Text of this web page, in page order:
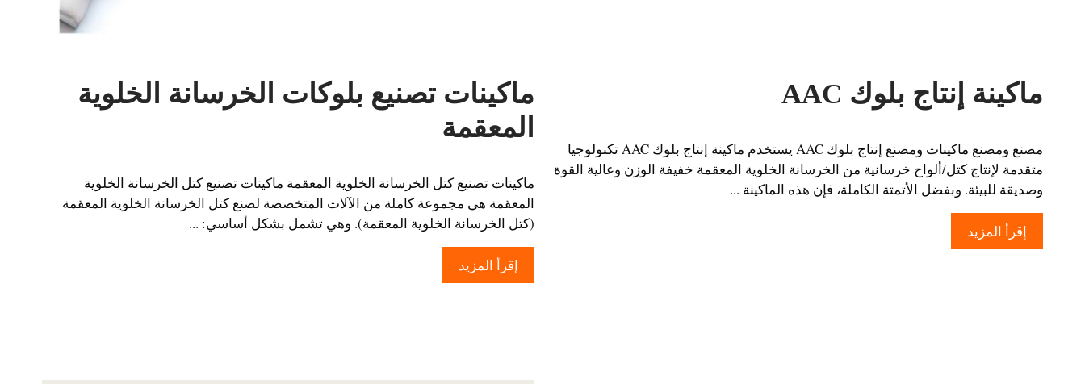
ماكينة إنتاج بلوك AAC
مصنع ومصنع ماكينات ومصنع إنتاج بلوك AAC يستخدم ماكينة إنتاج بلوك AAC تكنولوجيا
متقدمة لإنتاج كتل/ألواح خرسانية من الخرسانة الخلوية المعقمة خفيفة الوزن وعالية القوة
وصديقة للبيئة. وبفضل الأتمتة الكاملة، فإن هذه الماكينة ...
إقرأ المزيد
ماكينات تصنيع بلوكات الخرسانة الخلوية
المعقمة
ماكينات تصنيع كتل الخرسانة الخلوية المعقمة ماكينات تصنيع كتل الخرسانة الخلوية
المعقمة هي مجموعة كاملة من الآلات المتخصصة لصنع كتل الخرسانة الخلوية المعقمة
(كتل الخرسانة الخلوية المعقمة). وهي تشمل بشكل أساسي: ...
إقرأ المزيد